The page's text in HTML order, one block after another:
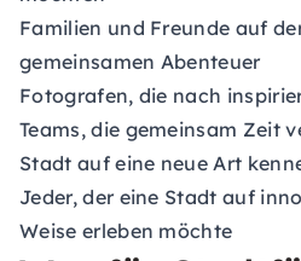
Familien und Freunde auf
gemeinsamen Abenteuer
Fotografen, die nach
Teams, die gemeinsam Zeit
Stadt auf eine neue Art
Jeder, der eine Stadt auf
Weise erleben möchte